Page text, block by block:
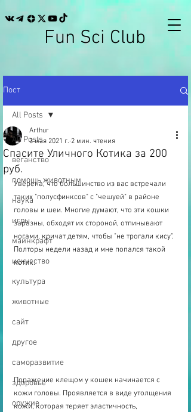
Fun Sci Club
Пост
All Posts
веганство
помощь животным
наука
игры
майнкрафт
искусство
культура
животные
сайт
другое
саморазвитие
здоровье
оружие
All Posts
Спасите Уличного Котика за 200
руб.
Arthur
3 мая 2021 г. 2 мин. чтения
Уверена, что большинство из вас встречали
таких "полусфинксов" с "чешуей" в районе
головы и шеи. Многие думают, что эти кошки
заразны, обходят их стороной, отпинывают
ногами, кричат детям, чтобы "не трогали кису".
Полторы недели назад и мне попался такой
котик.
Поражение клещом у кошек начинается с
кожи головы. Проявляется в виде утолщения
кожи, которая теряет эластичность,